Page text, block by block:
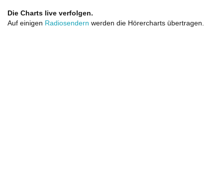
Die Charts live verfolgen.
Auf einigen Radiosendern werden die Hörercharts übertragen.